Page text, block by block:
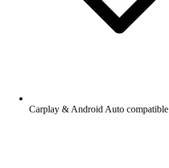
Carplay & Android Auto compatible